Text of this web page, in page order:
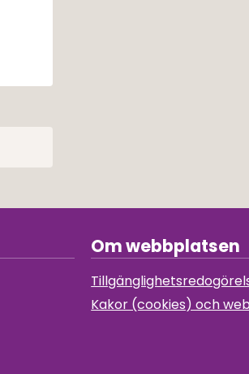
Om webbplatsen
Kakor (cookies) och